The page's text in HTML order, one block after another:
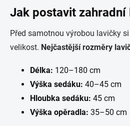
Jak postavit zahradní
Před samotnou výrobou lavičky
velikost. Nejčastější rozměry
Délka: 120–180 cm
Výška sedáku: 40–45 cm
Hloubka sedáku: 45 cm
Výška opěradla: 35–50 cm